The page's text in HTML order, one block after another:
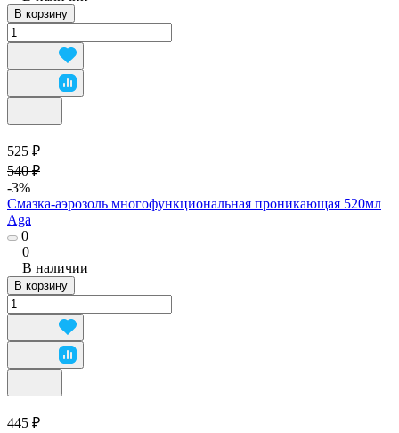
В корзину
525 ₽
540 ₽
-3%
Смазка-аэрозоль многофункциональная проникающая 520мл
Aga
0
0
В наличии
В корзину
445 ₽